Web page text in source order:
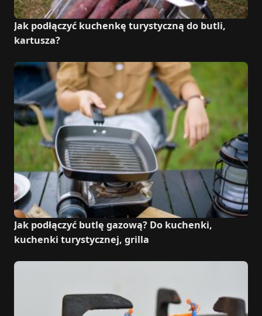
Jak podłączyć kuchenkę turystyczną do butli,
kartusza?
Jak podłączyć butlę gazową? Do kuchenki,
kuchenki turystycznej, grilla